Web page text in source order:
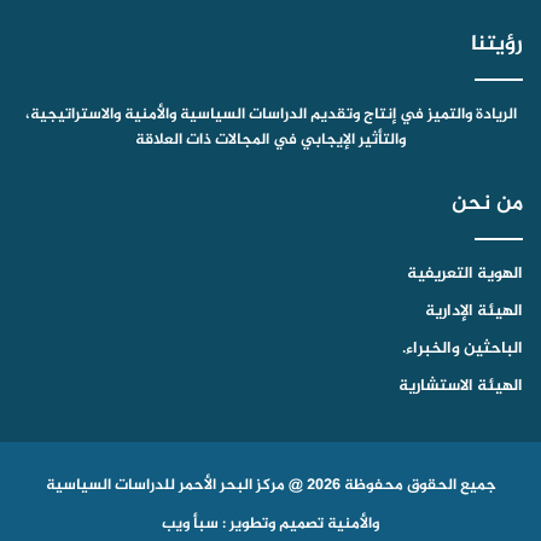
رؤيتنا
الريادة والتميز في إنتاج وتقديم الدراسات السياسية والأمنية والاستراتيجية،
والتأثير الإيجابي في المجالات ذات العلاقة
من نحن
الهوية التعريفية
الهيئة الإدارية
الباحثين والخبراء.
الهيئة الاستشارية
جميع الحقوق محفوظة 2026 @ مركز البحر الأحمر للدراسات السياسية
والأمنيةتصميم وتطوير : سبأ ويب